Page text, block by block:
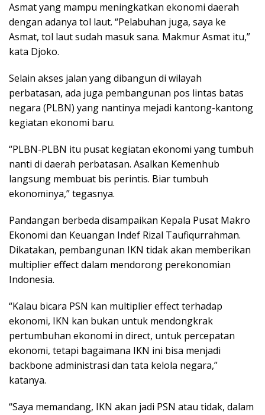
Asmat yang mampu meningkatkan ekonomi daerah
dengan adanya tol laut. “Pelabuhan juga, saya ke
Asmat, tol laut sudah masuk sana. Makmur Asmat itu,”
kata Djoko.
Selain akses jalan yang dibangun di wilayah
perbatasan, ada juga pembangunan pos lintas batas
negara (PLBN) yang nantinya mejadi kantong-kantong
kegiatan ekonomi baru.
“PLBN-PLBN itu pusat kegiatan ekonomi yang tumbuh
nanti di daerah perbatasan. Asalkan Kemenhub
langsung membuat bis perintis. Biar tumbuh
ekonominya,” tegasnya.
Pandangan berbeda disampaikan Kepala Pusat Makro
Ekonomi dan Keuangan Indef Rizal Taufiqurrahman.
Dikatakan, pembangunan IKN tidak akan memberikan
multiplier effect dalam mendorong perekonomian
Indonesia.
“Kalau bicara PSN kan multiplier effect terhadap
ekonomi, IKN kan bukan untuk mendongkrak
pertumbuhan ekonomi in direct, untuk percepatan
ekonomi, tetapi bagaimana IKN ini bisa menjadi
backbone administrasi dan tata kelola negara,”
katanya.
“Saya memandang, IKN akan jadi PSN atau tidak, dalam